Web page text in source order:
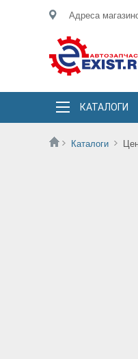
Адреса
КАТАЛОГИ
Каталоги